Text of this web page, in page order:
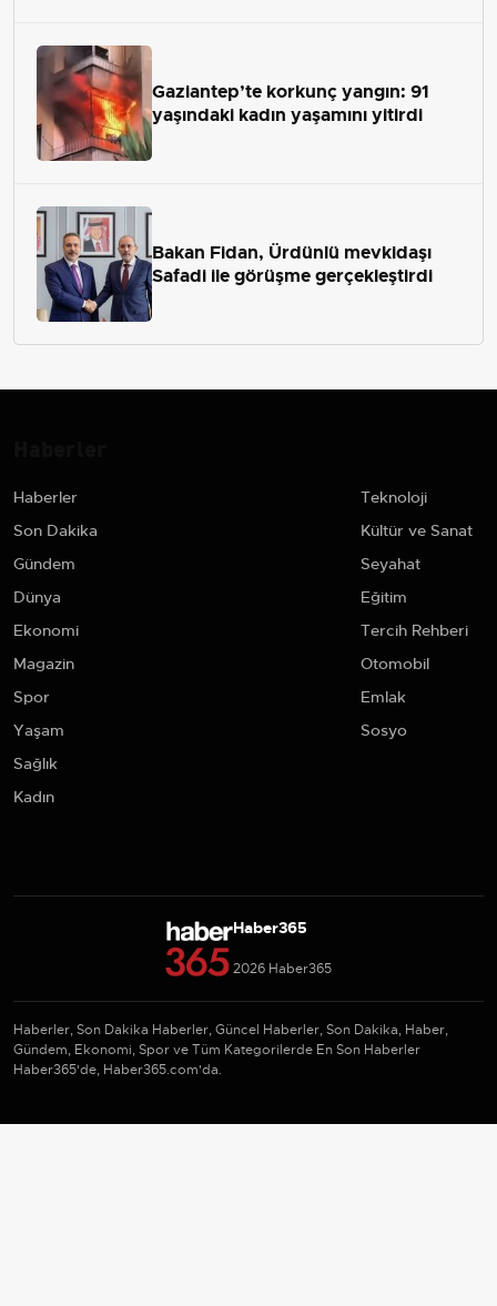
Gaziantep’te korkunç yangın: 91
yaşındaki kadın yaşamını yitirdi
Bakan Fidan, Ürdünlü mevkidaşı
Safadi ile görüşme gerçekleştirdi
Haberler
Son Dakika
Gündem
Dünya
Ekonomi
Magazin
Spor
Yaşam
Sağlık
Kadın
Teknoloji
Kültür ve Sanat
Seyahat
Eğitim
Tercih Rehberi
Otomobil
Emlak
Sosyo
Haber365
2026 Haber365
Haberler, Son Dakika Haberler, Güncel Haberler, Son Dakika, Haber,
Gündem, Ekonomi, Spor ve Tüm Kategorilerde En Son Haberler
Haber365'de, Haber365.com'da.